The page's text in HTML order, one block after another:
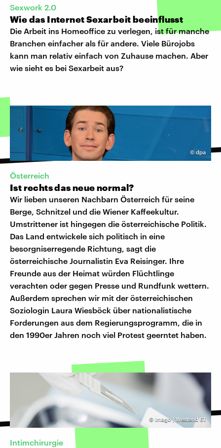
Sexwork 2.0
Wie das Internet Sexarbeit beeinflusst
Die Arbeit ins Homeoffice zu verlegen, ist für manche
Branchen einfacher als für andere. Viele Bürojobs
kann man relativ einfach von Zuhause machen. Aber
wie sieht es bei Sexarbeit aus?
© dpa
Österreich
Ist rechts das neue normal?
Wir lieben unseren Nachbarn Österreich für seine
Berge, Schnitzel und die Wiener Kaffeekultur.
Umstrittener ist hingegen die österreichische Politik.
Das Land entwickele sich politisch in eine
besorgniserregende Richtung, sagt die
österreichische Journalistin Eva Reisinger. Ihre
Freunde aus der Heimat würden Flüchtlinge
verachten oder gegen Presse und Rundfunk wettern.
Außerdem sprechen wir mit der österreichischen
Soziologin Laura Wiesböck über nationalistische
Forderungen aus dem Regierungsprogramm, die in
den 1990er Jahren noch viel Protest geerntet haben.
© Imago | Westend 61
Intimchirurgie